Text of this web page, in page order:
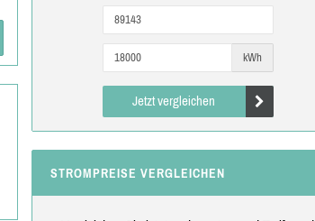
kWh
Jetzt vergleichen
STROMPREISE VERGLEICHEN